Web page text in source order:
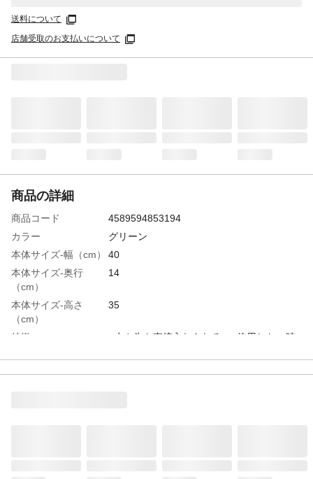
送料について
店舗受取のお支払いについて
商品の詳細
商品コード
4589594853194
カラー
グリーン
本体サイズ-幅（cm）
40
本体サイズ-奥行
（cm）
14
本体サイズ-高さ
（cm）
35
特徴
●水や氷を直接入れられる。●使用しない時